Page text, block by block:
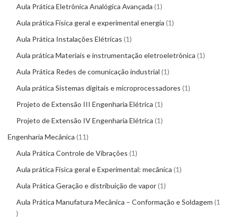
Aula Prática Eletrônica Analógica Avançada 1
Aula prática Física geral e experimental energia 1
Aula Prática Instalações Elétricas 1
Aula prática Materiais e instrumentação eletroeletrônica 1
Aula Prática Redes de comunicação industrial 1
Aula prática Sistemas digitais e microprocessadores 1
Projeto de Extensão III Engenharia Elétrica 1
Projeto de Extensão IV Engenharia Elétrica 1
Engenharia Mecânica 11
Aula Prática Controle de Vibrações 1
Aula prática Física geral e Experimental: mecânica 1
Aula Prática Geração e distribuição de vapor 1
Aula Prática Manufatura Mecânica – Conformação e Soldagem 1